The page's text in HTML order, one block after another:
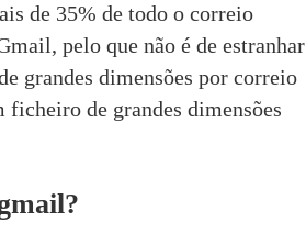
de 35% de todo o correio
pelo que não é de estranhar
grandes dimensões por correio
de grandes dimensões